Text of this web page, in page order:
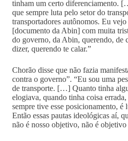
tinham um certo diferenciamento.
que sempre luta pelo setor do
transportadores autônomos. Eu
[documento da Abin] com muita
do governo, da Abin, querendo, de
dizer, querendo te calar.”
Chorão disse que não fazia
contra o governo”. “Eu sou uma
de transporte. […] Quanto tinha
elogiava, quando tinha coisa
sempre tive esse posicionamento, é
Então essas pautas ideológicas aí,
não é nosso objetivo, não é